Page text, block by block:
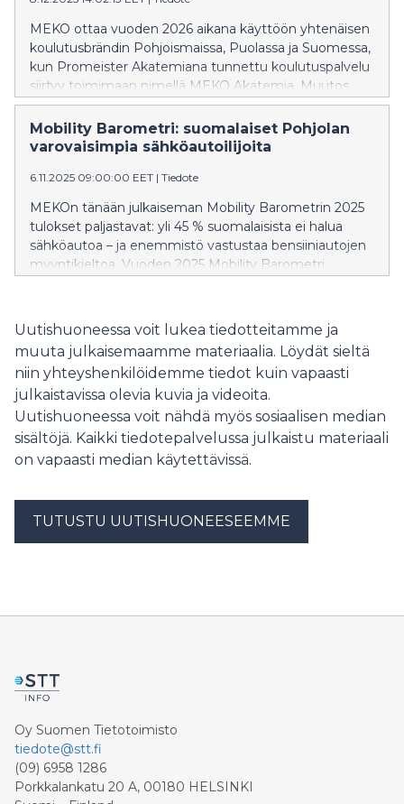
MEKO ottaa vuoden 2026 aikana käyttöön yhtenäisen
koulutusbrändin Pohjoismaissa, Puolassa ja Suomessa,
kun Promeister Akatemiana tunnettu koulutuspalvelu
siirtyy toimimaan nimellä MEKO Akatemia. Muutos
koskee ainoastaan brändiä: koulutustoiminta jatkuu
markkinoittain kuten ennenkin, mutta yhteinen nimi
selkeyttää MEKOn kansainvälistä koulutustarjontaa ja
selvemmän yhteyden kollegoihimme eri maissa ja
tarjoaa paremmat mahdollisuudet jakaa osaamista ja
kokemuksia. Tämä näkyy tulevaisuudessa varmasti
koulutussisällöissä, teknisessä tuessa ja osaamisen
laajemmassa hyödyntämisessä – niin
sähköajoneuvojen kuin kehittyvän
Akatemia on kouluttanut suomalaisia autotekniikan
ammattilaisia kattavasti aina ammatillisista
perusopinnoista sähköajoneuvojen erityiskoulutuksiin.
Uudistus tukee MEKOn strategiaa vastata nopeasti
kehittyvän ajoneuvotekniikan
Mobility Barometri: suomalaiset Pohjolan
varovaisimpia sähköautoilijoita
6.11.2025 09:00:00 EET | Tiedote
MEKOn tänään julkaiseman Mobility Barometrin 2025
tulokset paljastavat: yli 45 % suomalaisista ei halua
sähköautoa – ja enemmistö vastustaa bensiiniautojen
myyntikieltoa. Vuoden 2025 Mobility Barometri
skeptisin maa koko alueella.
Uutishuoneessa voit lukea tiedotteitamme ja
muuta julkaisemaamme materiaalia. Löydät sieltä
niin yhteyshenkilöidemme tiedot kuin vapaasti
julkaistavissa olevia kuvia ja videoita.
Uutishuoneessa voit nähdä myös sosiaalisen median
sisältöjä. Kaikki tiedotepalvelussa julkaistu materiaali
on vapaasti median käytettävissä.
TUTUSTU UUTISHUONEESEEMME
Oy Suomen Tietotoimisto
tiedote@stt.fi
(09) 6958 1286
Porkkalankatu 20 A, 00180 HELSINKI